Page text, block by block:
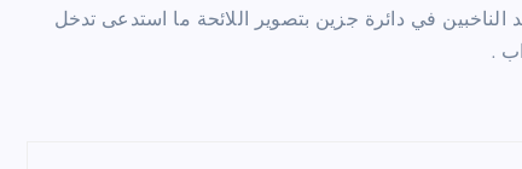
في دائرة جزين بتصوير اللائحة ما استدعى تدخل
.